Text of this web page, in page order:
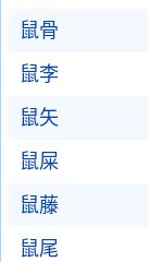
鼠骨
鼠李
鼠矢
鼠屎
鼠藤
鼠尾